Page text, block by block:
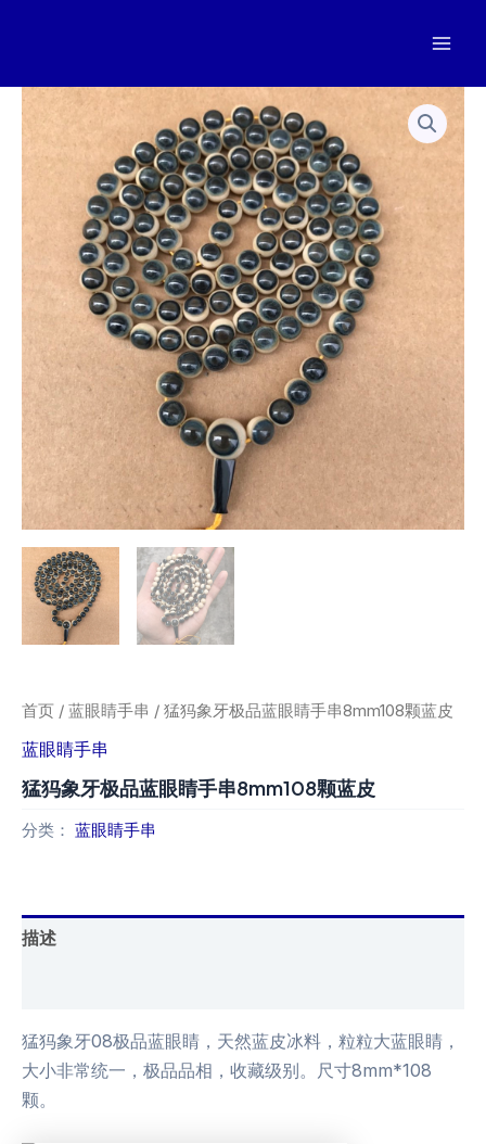
首页 / 蓝眼睛手串 / 猛犸象牙极品蓝眼睛手串8mm108颗蓝皮
蓝眼睛手串
猛犸象牙极品蓝眼睛手串8mm108颗蓝皮
分类： 蓝眼睛手串
描述
猛犸象牙08极品蓝眼睛，天然蓝皮冰料，粒粒大蓝眼睛，
大小非常统一，极品品相，收藏级别。尺寸8mm*108
颗。